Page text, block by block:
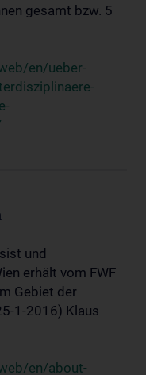
gesamt bzw. 5
en/ueber-
und
erhält vom FWF
Gebiet der
1-2016) Klaus
en/about-